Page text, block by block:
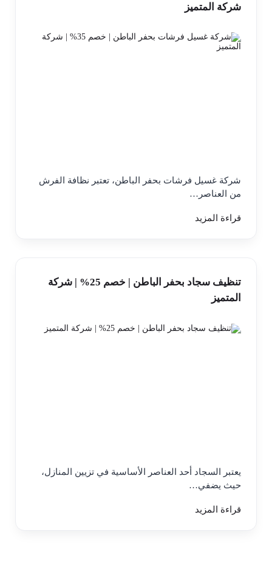
شركة المتميز
شركة غسيل فرشات بحفر الباطن، تعتبر نظافة الفرش
من العناصر…
قراءة المزيد
تنظيف سجاد بحفر الباطن | خصم 25% | شركة
المتميز
يعتبر السجاد أحد العناصر الأساسية في تزيين المنازل،
حيث يضفي…
قراءة المزيد